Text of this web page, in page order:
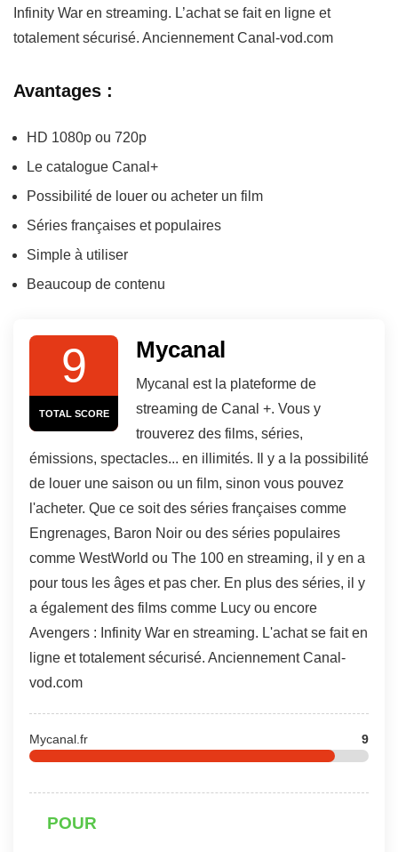
Infinity War en streaming. L’achat se fait en ligne et
totalement sécurisé. Anciennement Canal-vod.com
Avantages :
HD 1080p ou 720p
Le catalogue Canal+
Possibilité de louer ou acheter un film
Séries françaises et populaires
Simple à utiliser
Beaucoup de contenu
9
TOTAL SCORE
Mycanal
Mycanal est la plateforme de
streaming de Canal +. Vous y
trouverez des films, séries,
émissions, spectacles... en illimités. Il y a la possibilité
de louer une saison ou un film, sinon vous pouvez
l'acheter. Que ce soit des séries françaises comme
Engrenages, Baron Noir ou des séries populaires
comme WestWorld ou The 100 en streaming, il y en a
pour tous les âges et pas cher. En plus des séries, il y
a également des films comme Lucy ou encore
Avengers : Infinity War en streaming. L'achat se fait en
ligne et totalement sécurisé. Anciennement Canal-
vod.com
Mycanal.fr 9
POUR